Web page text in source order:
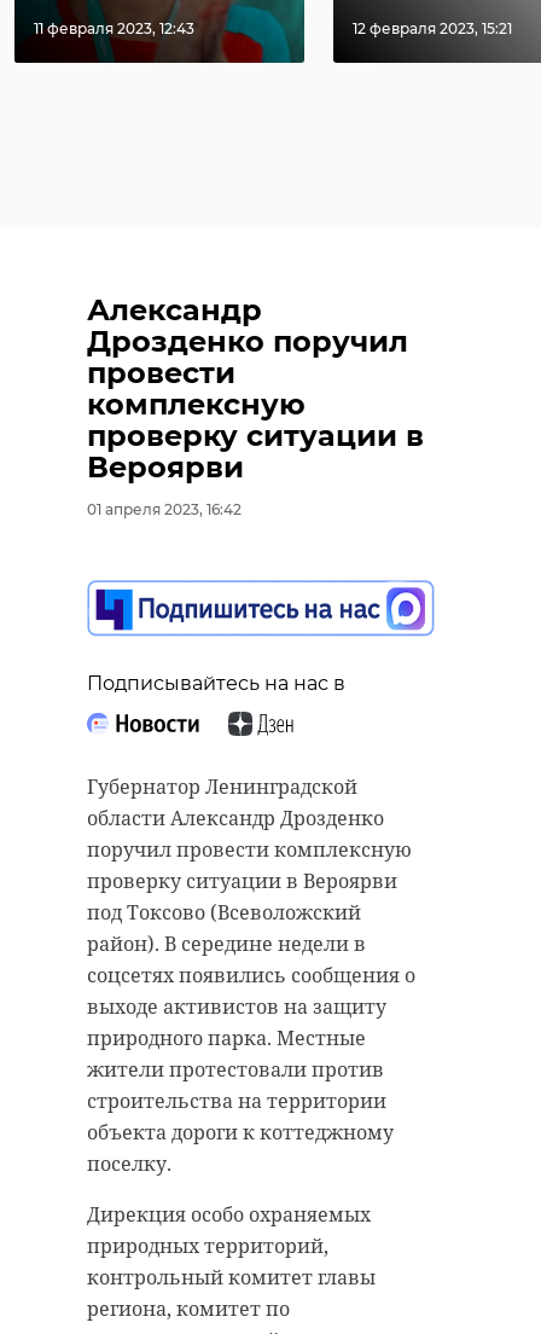
11 февраля 2023, 12:43 12 февраля 2023, 15:21
Александр
Дрозденко поручил
провести
комплексную
проверку ситуации в
Вероярви
01 апреля 2023, 16:42
Подписывайтесь на нас в
Губернатор Ленинградской
области Александр Дрозденко
поручил провести комплексную
проверку ситуации в Вероярви
под Токсово (Всеволожский
район). В середине недели в
соцсетях появились сообщения о
выходе активистов на защиту
природного парка. Местные
жители протестовали против
строительства на территории
объекта дороги к коттеджному
поселку.
Дирекция особо охраняемых
природных территорий,
контрольный комитет главы
региона, комитет по